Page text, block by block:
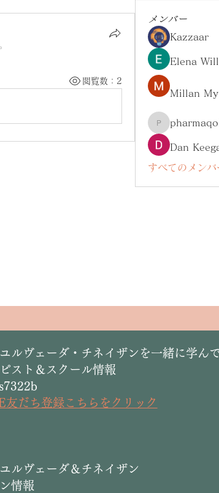
閲覧数：2
メンバー
Kazzaar
Elena
Millan
pharmaqolabus
Dan
すべてのメンバ
ルヴェーダ・チネイザンを一緒に学ん
スト＆スクール情報
友だち登録こちらをクリック
ルヴェーダ＆チネイザン
情報